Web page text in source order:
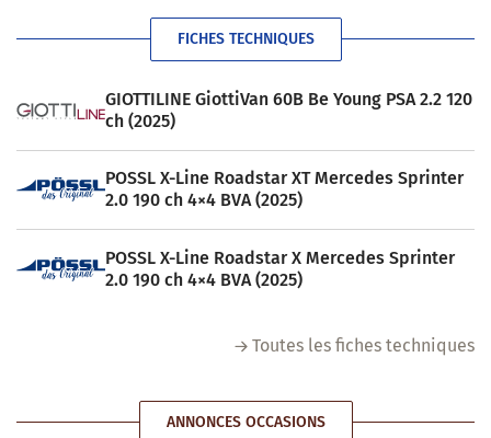
FICHES TECHNIQUES
GIOTTILINE GiottiVan 60B Be Young PSA 2.2 120
ch (2025)
POSSL X-Line Roadstar XT Mercedes Sprinter
2.0 190 ch 4×4 BVA (2025)
POSSL X-Line Roadstar X Mercedes Sprinter
2.0 190 ch 4×4 BVA (2025)
Toutes les fiches techniques
ANNONCES OCCASIONS